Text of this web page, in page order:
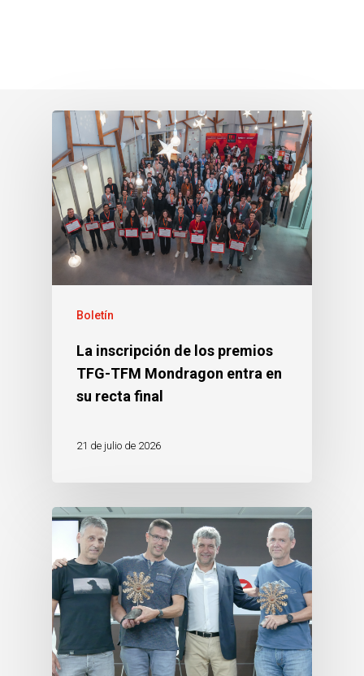
Boletín
La inscripción de los premios
TFG-TFM Mondragon entra en
su recta final
21 de julio de 2026